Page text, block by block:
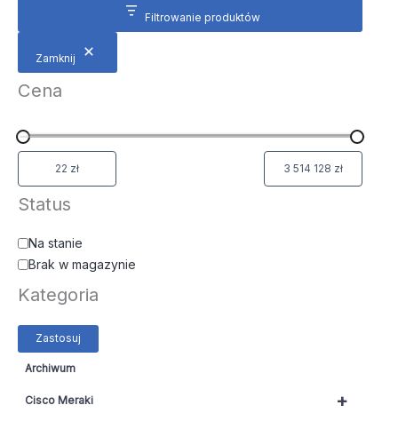
Filtrowanie produktów
Zamknij
Cena
Status
Na stanie
Brak w magazynie
Kategoria
Zastosuj
Archiwum
+
Cisco Meraki